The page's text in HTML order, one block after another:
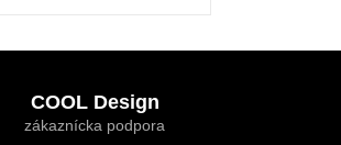
COOL Design